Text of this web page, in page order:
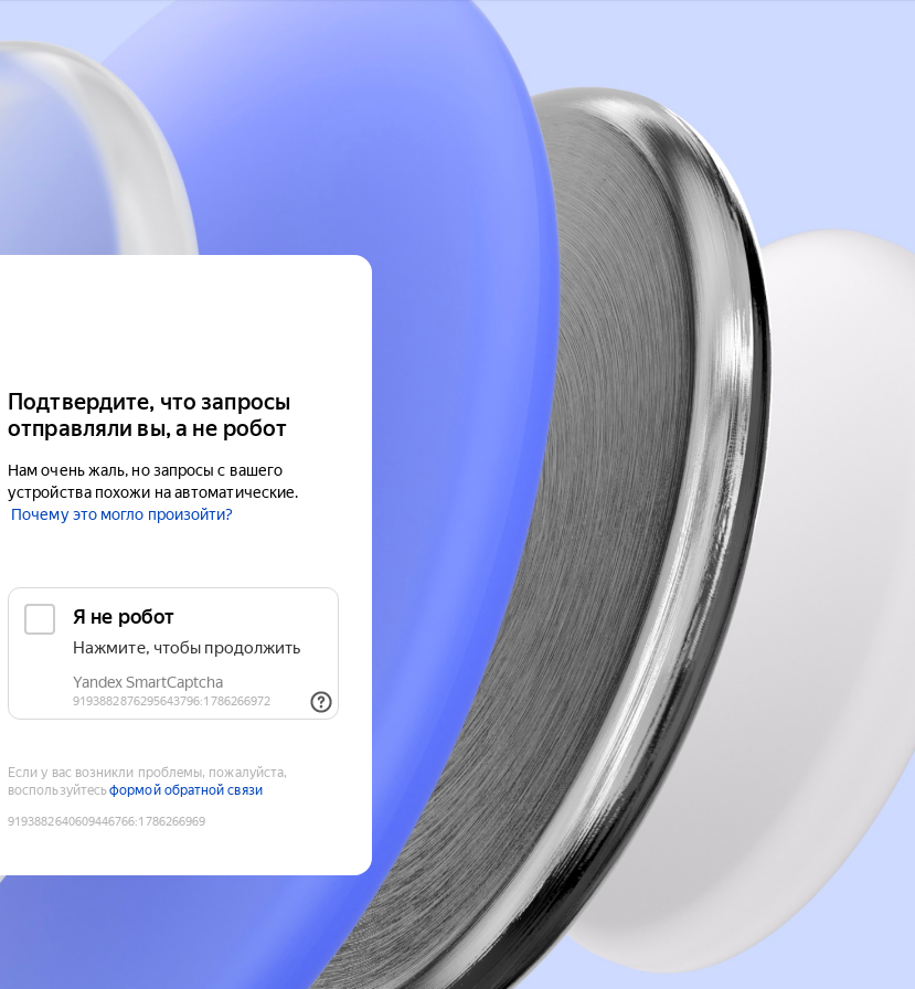
Подтвердите, что запросы
отправляли вы, а не робот
Нам очень жаль, но запросы с вашего
устройства похожи на автоматические.
Почему это могло произойти?
Если у вас возникли проблемы, пожалуйста,
воспользуйтесьформой обратной связи
9193882640609446766:1786266969